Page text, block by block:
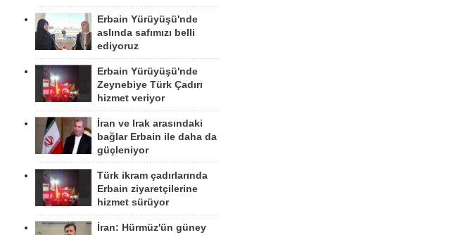
Erbain Yürüyüşü'nde
aslında safımızı belli
ediyoruz
Erbain Yürüyüşü'nde
Zeynebiye Türk Çadırı
hizmet veriyor
İran ve Irak arasındaki
bağlar Erbain ile daha da
güçleniyor
Türk ikram çadırlarında
Erbain ziyaretçilerine
hizmet sürüyor
İran: Hürmüz'ün güney